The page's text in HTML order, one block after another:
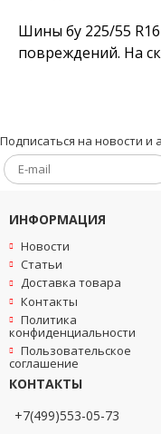
Шины бу 225/55
повреждений. На
Подписаться на новости и
ИНФОРМАЦИЯ
Новости
Статьи
Доставка товара
Контакты
Политика
конфиденциальности
Пользовательское
соглашение
КОНТАКТЫ
+7(499)553-05-73